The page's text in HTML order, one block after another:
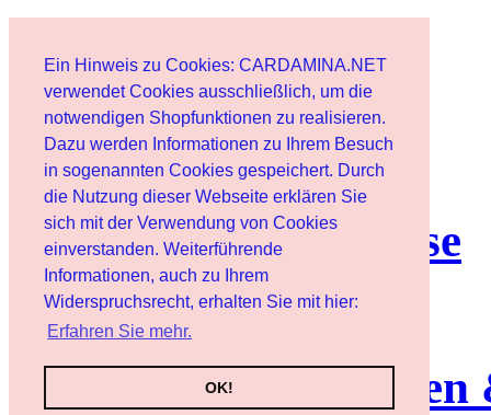
Ein Hinweis zu Cookies: CARDAMINA.NET
verwendet Cookies ausschließlich, um die
notwendigen Shopfunktionen zu realisieren.
Dazu werden Informationen zu Ihrem Besuch
in sogenannten Cookies gespeichert. Durch
die Nutzung dieser Webseite erklären Sie
sich mit der Verwendung von Cookies
einverstanden. Weiterführende
Informationen, auch zu Ihrem
Widerspruchsrecht, erhalten Sie mit hier:
Erfahren Sie mehr.
OK!
Benutzer
Newsletter
Nutzungshinweise
Service